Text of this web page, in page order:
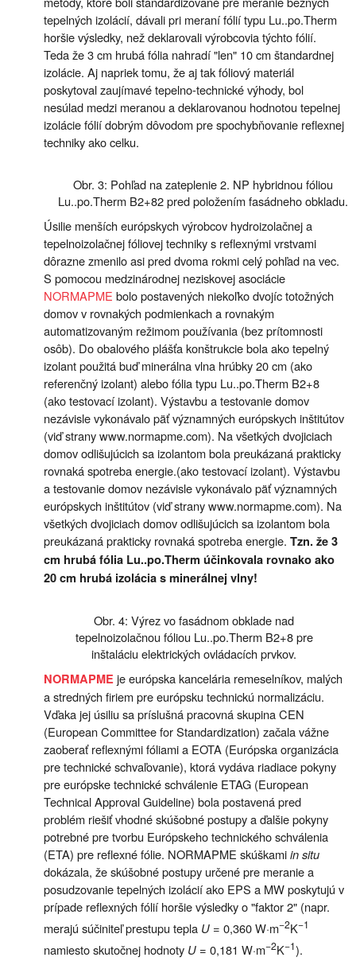
tepelných izolácií, dávali pri meraní fólií typu Lu..po.Therm
horšie výsledky, než deklarovali výrobcovia týchto fólií.
Teda že 3 cm hrubá fólia nahradí "len" 10 cm štandardnej
izolácie. Aj napriek tomu, že aj tak fóliový materiál
poskytoval zaujímavé tepelno-technické výhody, bol
nesúlad medzi meranou a deklarovanou hodnotou tepelnej
izolácie fólií dobrým dôvodom pre spochybňovanie reflexnej
techniky ako celku.
Obr. 3: Pohľad na zateplenie 2. NP hybridnou fóliou
Lu..po.Therm B2+82 pred položením fasádneho obkladu.
Úsilie menších európskych výrobcov hydroizolačnej a
tepelnoizolačnej fóliovej techniky s reflexnými vrstvami
dôrazne zmenilo asi pred dvoma rokmi celý pohľad na vec.
S pomocou medzinárodnej neziskovej asociácie
NORMAPME bolo postavených niekoľko dvojíc totožných
domov v rovnakých podmienkach a rovnakým
automatizovaným režimom používania (bez prítomnosti
osôb). Do obalového plášťa konštrukcie bola ako tepelný
izolant použitá buď minerálna vlna hrúbky 20 cm (ako
referenčný izolant) alebo fólia typu Lu..po.Therm B2+8
(ako testovací izolant). Výstavbu a testovanie domov
nezávisle vykonávalo päť významných európskych inštitútov
(viď strany www.normapme.com). Na všetkých dvojiciach
domov odlišujúcich sa izolantom bola preukázaná prakticky
rovnaká spotreba energie.(ako testovací izolant). Výstavbu
a testovanie domov nezávisle vykonávalo päť významných
európskych inštitútov (viď strany www.normapme.com). Na
všetkých dvojiciach domov odlišujúcich sa izolantom bola
preukázaná prakticky rovnaká spotreba energie. Tzn. že 3
cm hrubá fólia Lu..po.Therm účinkovala rovnako ako
20 cm hrubá izolácia s minerálnej vlny!
Obr. 4: Výrez vo fasádnom obklade nad
tepelnoizolačnou fóliou Lu..po.Therm B2+8 pre
inštaláciu elektrických ovládacích prvkov.
NORMAPMEje európska kancelária remeselníkov, malých
a stredných firiem pre európsku technickú normalizáciu.
Vďaka jej úsiliu sa príslušná pracovná skupina CEN
(European Committee for Standardization) začala vážne
zaoberať reflexnými fóliami a EOTA (Európska organizácia
pre technické schvaľovanie), ktorá vydáva riadiace pokyny
pre európske technické schválenie ETAG (European
Technical Approval Guideline) bola postavená pred
problém riešiť vhodné skúšobné postupy a ďalšie pokyny
potrebné pre tvorbu Európskeho technického schválenia
(ETA) pre reflexné fólie. NORMAPME skúškamiin situ
dokázala, že skúšobné postupy určené pre meranie a
posudzovanie tepelných izolácií ako EPS a MW poskytujú v
prípade reflexných fólií horšie výsledky o "faktor 2" (napr.
merajú súčiniteľ prestupu tepla U = 0,360 W·m−2K−1
namiesto skutočnej hodnoty U = 0,181 W·m−2K−1).